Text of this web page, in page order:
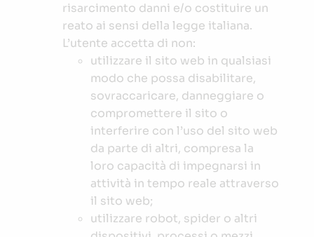
risarcimento danni e/o costituire un
reato ai sensi della legge italiana.
L’utente accetta di non:
utilizzare il sito web in qualsiasi
modo che possa disabilitare,
sovraccaricare, danneggiare o
compromettere il sito o
interferire con l’uso del sito web
da parte di altri, compresa la
loro capacità di impegnarsi in
attività in tempo reale attraverso
il sito web;
utilizzare robot, spider o altri